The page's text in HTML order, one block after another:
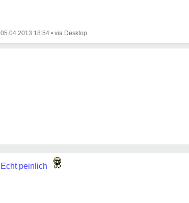
05.04.2013 18:54 •
Echt peinlich